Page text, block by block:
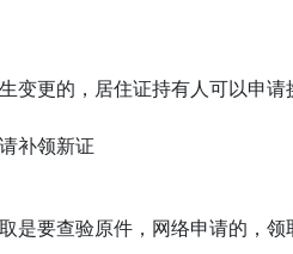
变更的，居住证持有人可以申请
是要查验原件，网络申请的，